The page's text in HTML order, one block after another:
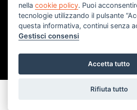
nellacookie policy. Puoi
tecnologie utilizzando il pulsante
questa informativa, continui senza
Gestisci consensi
Accetta tutto
Rifiuta tutto